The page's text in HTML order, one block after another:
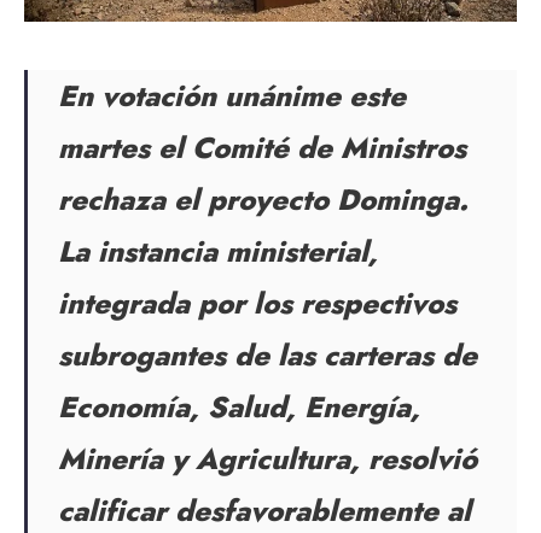
En votación unánime este
martes el Comité de Ministros
rechaza el proyecto Dominga.
La instancia ministerial,
integrada por los respectivos
subrogantes de las carteras de
Economía, Salud, Energía,
Minería y Agricultura, resolvió
calificar desfavorablemente al